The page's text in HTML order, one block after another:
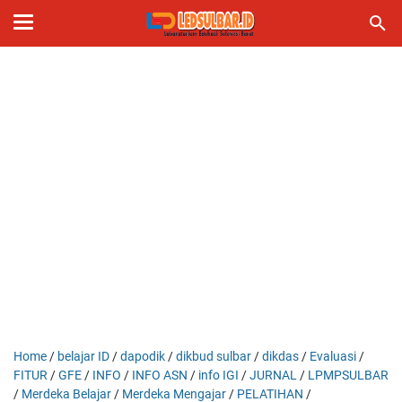
Home / belajar ID /dapodik /dikbud sulbar /dikdas / Evaluasi /
FITUR /GFE / INFO / INFO ASN / info IGI /JURNAL / LPMPSULBAR
/ Merdeka Belajar / Merdeka Mengajar / PELATIHAN /